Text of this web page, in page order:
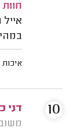
איכות
דני
משוב: 25/06/
10